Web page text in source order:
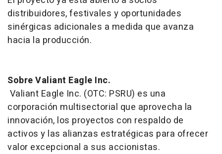
distribuidores, festivales y oportunidades
sinérgicas adicionales a medida que avanza
hacia la producción.
Sobre Valiant Eagle Inc.
Valiant Eagle Inc. (OTC: PSRU) es una
corporación multisectorial que aprovecha la
innovación, los proyectos con respaldo de
activos y las alianzas estratégicas para ofrecer
valor excepcional a sus accionistas.